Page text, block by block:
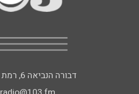
דבורה הנביאה 6, רמת השרון